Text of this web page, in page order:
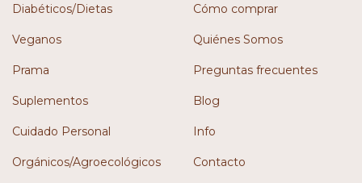
Diabéticos/Dietas
Veganos
Prama
Suplementos
Cuidado Personal
Orgánicos/Agroecológicos
Cómo comprar
Quiénes Somos
Preguntas frecuentes
Blog
Info
Contacto